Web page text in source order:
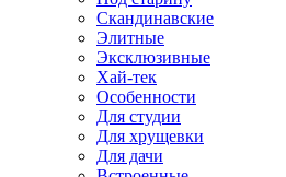
Скандинавские
Элитные
Эксклюзивные
Хай-тек
Особенности
Для студии
Для хрущевки
Для дачи